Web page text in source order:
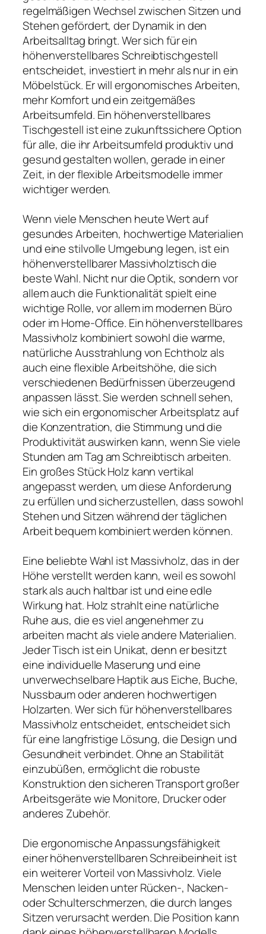
regelmäßigen Wechsel zwischen Sitzen und
Stehen gefördert, der Dynamik in den
Arbeitsalltag bringt. Wer sich für ein
höhenverstellbares Schreibtischgestell
entscheidet, investiert in mehr als nur in ein
Möbelstück. Er will ergonomisches Arbeiten,
mehr Komfort und ein zeitgemäßes
Arbeitsumfeld. Ein höhenverstellbares
Tischgestell ist eine zukunftssichere Option
für alle, die ihr Arbeitsumfeld produktiv und
gesund gestalten wollen, gerade in einer
Zeit, in der flexible Arbeitsmodelle immer
wichtiger werden.
Wenn viele Menschen heute Wert auf
gesundes Arbeiten, hochwertige Materialien
und eine stilvolle Umgebung legen, ist ein
höhenverstellbarer Massivholztisch die
beste Wahl. Nicht nur die Optik, sondern vor
allem auch die Funktionalität spielt eine
wichtige Rolle, vor allem im modernen Büro
oder im Home-Office. Ein höhenverstellbares
Massivholz kombiniert sowohl die warme,
natürliche Ausstrahlung von Echtholz als
auch eine flexible Arbeitshöhe, die sich
verschiedenen Bedürfnissen überzeugend
anpassen lässt. Sie werden schnell sehen,
wie sich ein ergonomischer Arbeitsplatz auf
die Konzentration, die Stimmung und die
Produktivität auswirken kann, wenn Sie viele
Stunden am Tag am Schreibtisch arbeiten.
Ein großes Stück Holz kann vertikal
angepasst werden, um diese Anforderung
zu erfüllen und sicherzustellen, dass sowohl
Stehen und Sitzen während der täglichen
Arbeit bequem kombiniert werden können.
Eine beliebte Wahl ist Massivholz, das in der
Höhe verstellt werden kann, weil es sowohl
stark als auch haltbar ist und eine edle
Wirkung hat. Holz strahlt eine natürliche
Ruhe aus, die es viel angenehmer zu
arbeiten macht als viele andere Materialien.
Jeder Tisch ist ein Unikat, denn er besitzt
eine individuelle Maserung und eine
unverwechselbare Haptik aus Eiche, Buche,
Nussbaum oder anderen hochwertigen
Holzarten. Wer sich für höhenverstellbares
Massivholz entscheidet, entscheidet sich
für eine langfristige Lösung, die Design und
Gesundheit verbindet. Ohne an Stabilität
einzubüßen, ermöglicht die robuste
Konstruktion den sicheren Transport großer
Arbeitsgeräte wie Monitore, Drucker oder
anderes Zubehör.
Die ergonomische Anpassungsfähigkeit
einer höhenverstellbaren Schreibeinheit ist
ein weiterer Vorteil von Massivholz. Viele
Menschen leiden unter Rücken-, Nacken-
oder Schulterschmerzen, die durch langes
Sitzen verursacht werden. Die Position kann